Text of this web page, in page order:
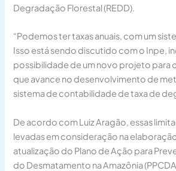
Degradação Florestal (REDD).
“Podemos ter taxas anuais, com um
Isso está sendo discutido com o Inpe,
possibilidade de um novo projeto para
que avance no desenvolvimento de
sistema de contabilidade de taxa de
De acordo com Luiz Aragão, essas
levadas em consideração na
atualização do Plano de Ação para
do Desmatamento na Amazônia